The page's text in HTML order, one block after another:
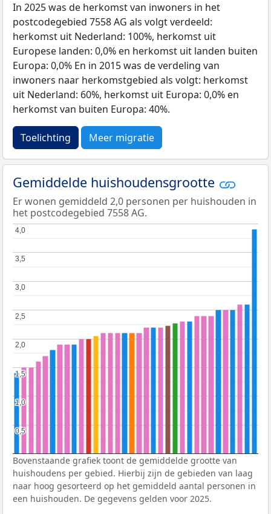
In 2025 was de herkomst van inwoners in het
postcodegebied 7558 AG als volgt verdeeld:
herkomst uit Nederland: 100%, herkomst uit
Europese landen: 0,0% en herkomst uit landen buiten
Europa: 0,0% En in 2015 was de verdeling van
inwoners naar herkomstgebied als volgt: herkomst
uit Nederland: 60%, herkomst uit Europa: 0,0% en
herkomst van buiten Europa: 40%.
Toelichting Meer migratie
Gemiddelde huishoudensgrootte
Er wonen gemiddeld 2,0 personen per huishouden in
het postcodegebied 7558 AG.
0,5
0,5
1,0
1,0
1,5
1,5
2,0
2,0
2,5
2,5
3,0
3,0
3,5
3,5
4,0
4,0
Bovenstaande grafiek toont de gemiddelde grootte van
huishoudens per gebied. Hierbij zijn de gebieden van laag
naar hoog gesorteerd op het gemiddeld aantal personen in
een huishouden. De gegevens gelden voor 2025.